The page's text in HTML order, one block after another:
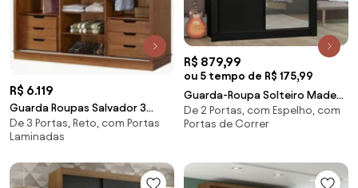
R$ 6.119
Guarda Roupas Salvador 3
Portas De Correr Domus
Móveis - Tipo 1
De 3 Portas, Reto, com Portas
Laminadas
R$ 879,99
ou 5 tempo de R$ 175,99
Guarda-Roupa Solteiro Madesa
Denver 2 Portas de Correr com
Espelho Preto Cor:Preto
De 2 Portas, com Espelho, com
Portas de Correr